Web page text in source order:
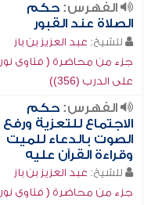
الفهرس:حكم
الصلاة عند القبور
للشيخ: عبد العزيز بن باز
جزء من محاضرة ( فتاوى نور
على الدرب (356))
الفهرس:حكم
الاجتماع للتعزية ورفع
الصوت بالدعاء للميت
وقراءة القرآن عليه
للشيخ: عبد العزيز بن باز
جزء من محاضرة ( فتاوى نور